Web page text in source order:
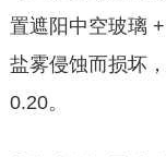
置遮阳中空玻璃
盐雾侵蚀而损坏
0.20。